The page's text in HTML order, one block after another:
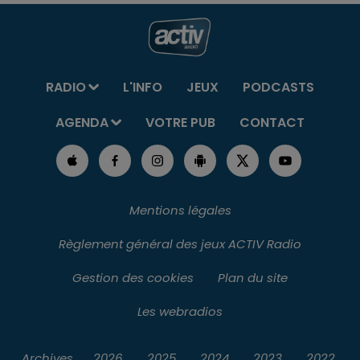
RADIO L'INFO JEUX
PODCASTS
AGENDA
VOTRE PUB CONTACT
Mentions légales
Règlement général des jeux ACTIV Radio
Gestion des cookies
Plan du site
Les webradios